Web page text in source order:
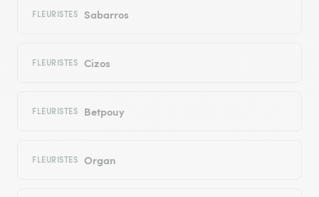
FLEURISTES Sabarros
FLEURISTES Cizos
FLEURISTES Betpouy
FLEURISTES Organ